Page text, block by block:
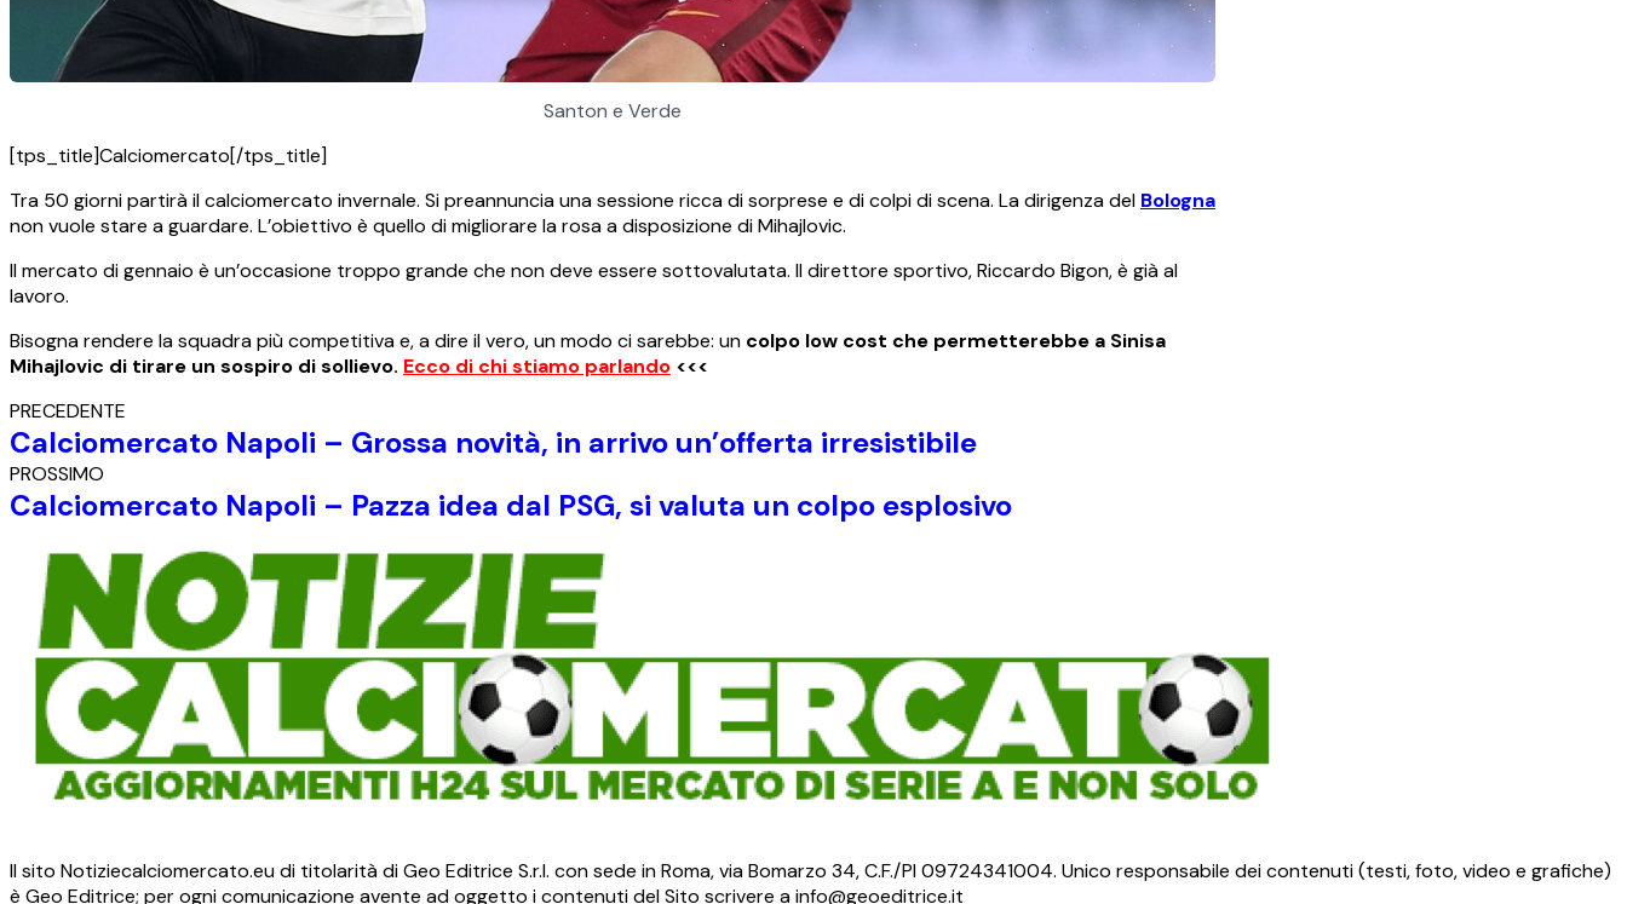
Santon e Verde
[tps_title]Calciomercato[/tps_title]
Tra 50 giorni partirà il calciomercato invernale. Si preannuncia una sessione ricca di sorprese e di colpi di scena. La dirigenza del Bologna
non vuole stare a guardare. L’obiettivo è quello di migliorare la rosa a disposizione di Mihajlovic.
Il mercato di gennaio è un’occasione troppo grande che non deve essere sottovalutata. Il direttore sportivo, Riccardo Bigon, è già al
lavoro.
Bisogna rendere la squadra più competitiva e, a dire il vero, un modo ci sarebbe: un colpo low cost che permetterebbe a Sinisa
Mihajlovic di tirare un sospiro di sollievo. Ecco di chi stiamo parlando <<<
PRECEDENTE
Calciomercato Napoli – Grossa novità, in arrivo un’offerta irresistibile
PROSSIMO
Calciomercato Napoli – Pazza idea dal PSG, si valuta un colpo esplosivo
Il sito Notiziecalciomercato.eu di titolarità di Geo Editrice S.r.l. con sede in Roma, via Bomarzo 34, C.F./PI 09724341004. Unico responsabile dei contenuti (testi, foto, video e grafiche)
è Geo Editrice; per ogni comunicazione avente ad oggetto i contenuti del Sito scrivere a info@geoeditrice.it